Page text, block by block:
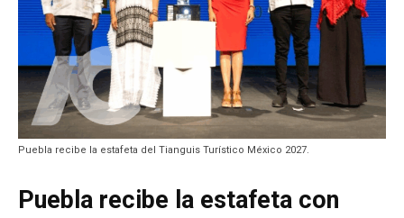
Puebla recibe la estafeta del Tianguis Turístico México 2027.
Puebla recibe la estafeta con